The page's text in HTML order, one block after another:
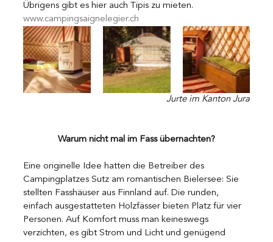
Übrigens gibt es hier auch Tipis zu mieten.
www.campingsaignelegier.ch
Jurte im Kanton Jura
Warum nicht mal im Fass übernachten?
Eine originelle Idee hatten die Betreiber des
Campingplatzes Sutz am romantischen Bielersee: Sie
stellten Fasshäuser aus Finnland auf. Die runden,
einfach ausgestatteten Holzfässer bieten Platz für vier
Personen. Auf Komfort muss man keineswegs
verzichten, es gibt Strom und Licht und genügend